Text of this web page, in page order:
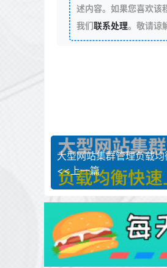
述内容。如果您喜欢该
我们联系处理。敬请谅
大型网站集群管理负载均
<<上一篇